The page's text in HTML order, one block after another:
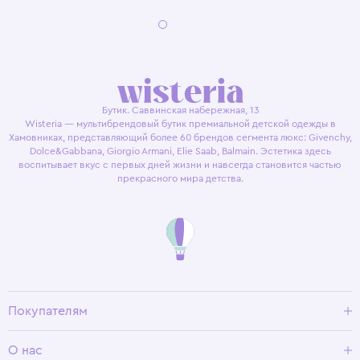
Бутик. Саввинская набережная, 13
Wisteria — мультибрендовый бутик премиальной детской одежды в
Хамовниках, представляющий более 60 брендов сегмента люкс: Givenchy,
Dolce&Gabbana, Giorgio Armani, Elie Saab, Balmain. Эстетика здесь
воспитывает вкус с первых дней жизни и навсегда становится частью
прекрасного мира детства.
Покупателям
Условия возврата
О нас